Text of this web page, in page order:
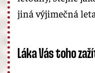
jiná výjimečná
Láka Vás toho